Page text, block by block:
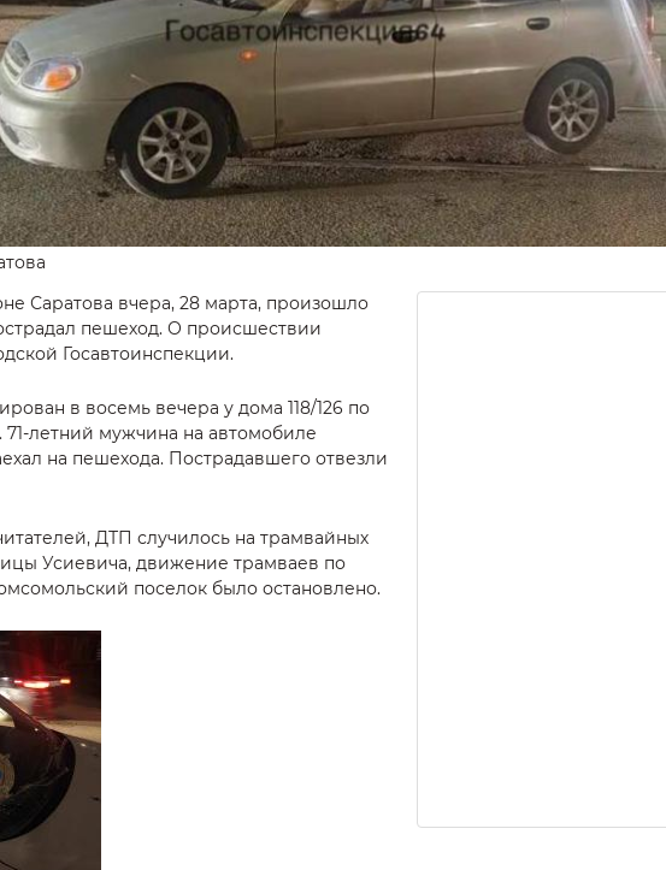
Саратова вчера, 28 марта, произошло
пешеход. О происшествии
Госавтоинспекции.
в восемь вечера у дома 118/126 по
летний мужчина на автомобиле
на пешехода. Пострадавшего отвезли
ДТП случилось на трамвайных
Усиевича, движение трамваев по
поселок было остановлено.